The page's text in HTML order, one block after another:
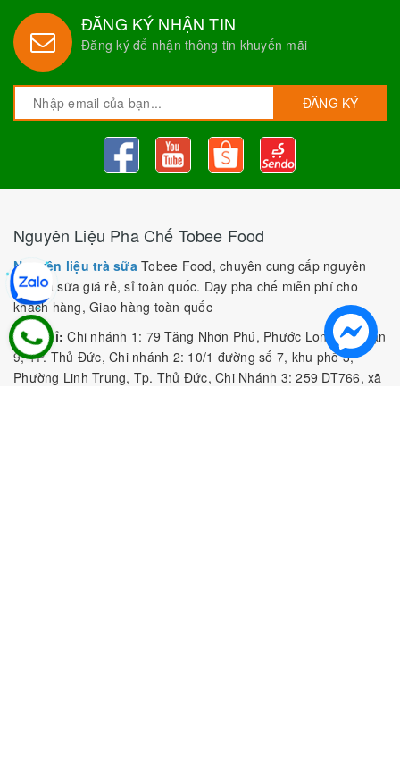
ĐĂNG KÝ NHẬN TIN
Đăng ký để nhận thông tin khuyến mãi
ĐĂNG KÝ
Nguyên Liệu Pha Chế Tobee Food
Nguyên liệu trà sữaTobee Food, chuyên cung cấp nguyên
liệu trà sữa giá rẻ, sỉ toàn quốc. Dạy pha chế miễn phí cho
khách hàng, Giao hàng toàn quốc
Địa Chỉ: Chi nhánh 1: 79 Tăng Nhơn Phú, Phước Long B, Quận
9, TP. Thủ Đức, Chi nhánh 2: 10/1 đường số 7, khu phố 3,
Phường Linh Trung, Tp. Thủ Đức, Chi Nhánh 3: 259 DT766, xã